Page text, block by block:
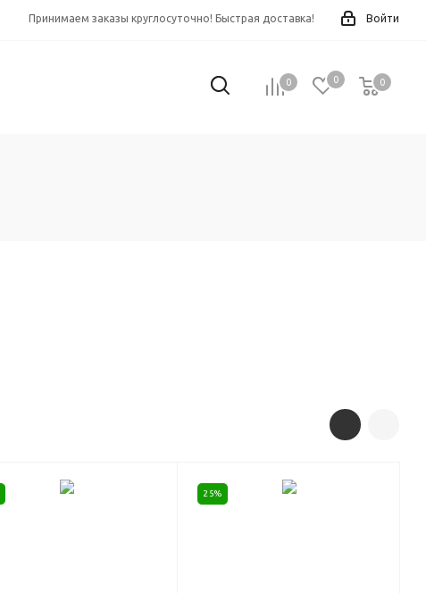
Войти
Принимаем заказы круглосуточно! Быстрая доставка!
0 0 0
0
25%